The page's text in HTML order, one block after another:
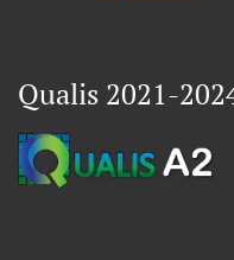
Qualis 2021-